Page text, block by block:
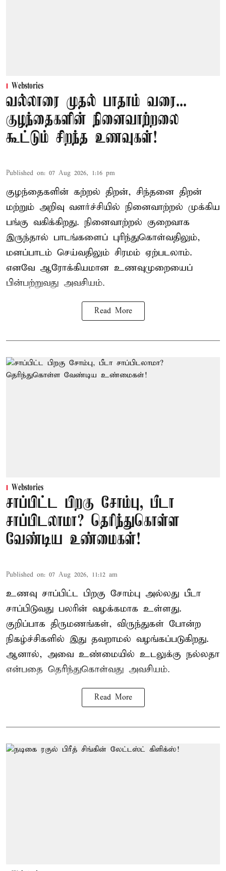
Webstories
வல்லாரை முதல் பாதாம் வரை...
குழந்தைகளின் நினைவாற்றலை
கூட்டும் சிறந்த உணவுகள்!
Published on: 07 Aug 2026, 1:16 pm
குழந்தைகளின் கற்றல் திறன், சிந்தனை திறன்
மற்றும் அறிவு வளர்ச்சியில் நினைவாற்றல் முக்கிய
பங்கு வகிக்கிறது. நினைவாற்றல் குறைவாக
இருந்தால் பாடங்களைப் புரிந்துகொள்வதிலும்,
மனப்பாடம் செய்வதிலும் சிரமம் ஏற்படலாம்.
எனவே ஆரோக்கியமான உணவுமுறையைப்
பின்பற்றுவது அவசியம்.
Read More
Webstories
சாப்பிட்ட பிறகு சோம்பு, பீடா
சாப்பிடலாமா? தெரிந்துகொள்ள
வேண்டிய உண்மைகள்!
Published on: 07 Aug 2026, 11:12 am
உணவு சாப்பிட்ட பிறகு சோம்பு அல்லது பீடா
சாப்பிடுவது பலரின் வழக்கமாக உள்ளது.
குறிப்பாக திருமணங்கள், விருந்துகள் போன்ற
நிகழ்ச்சிகளில் இது தவறாமல் வழங்கப்படுகிறது.
ஆனால், அவை உண்மையில் உடலுக்கு நல்லதா
என்பதை தெரிந்துகொள்வது அவசியம்.
Read More